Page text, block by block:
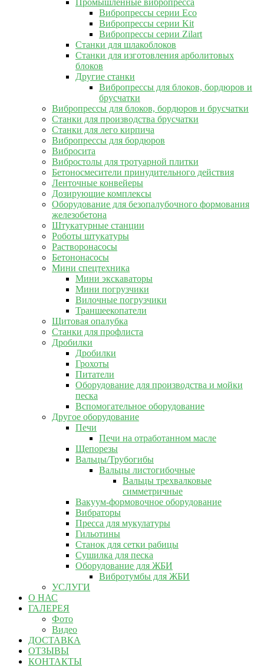
Промышленные вибропресса
Вибропрессы серии Eco
Вибропрессы серии Kit
Вибропрессы серии Zilart
Станки для шлакоблоков
Станки для изготовления арболитовых
блоков
Другие станки
Вибропрессы для блоков, бордюров и
брусчатки
Вибропрессы для блоков, бордюров и брусчатки
Станки для производства брусчатки
Станки для лего кирпича
Вибропрессы для бордюров
Вибросита
Вибростолы для тротуарной плитки
Бетоносмесители принудительного действия
Ленточные конвейеры
Дозирующие комплексы
Оборудование для безопалубочного формования
железобетона
Штукатурные станции
Роботы штукатуры
Растворонасосы
Бетононасосы
Мини спецтехника
Мини экскаваторы
Мини погрузчики
Вилочные погрузчики
Траншеекопатели
Щитовая опалубка
Станки для профлиста
Дробилки
Дробилки
Грохоты
Питатели
Оборудование для производства и мойки
песка
Вспомогательное оборудование
Другое оборудование
Печи
Печи на отработанном масле
Щепорезы
Вальцы/Трубогибы
Вальцы листогибочные
Вальцы трехвалковые
симметричные
Вакуум-формовочное оборудование
Вибраторы
Пресса для мукулатуры
Гильотины
Станок для сетки рабицы
Сушилка для песка
Оборудование для ЖБИ
Вибротумбы для ЖБИ
УСЛУГИ
О НАС
ГАЛЕРЕЯ
Фото
Видео
ДОСТАВКА
ОТЗЫВЫ
КОНТАКТЫ